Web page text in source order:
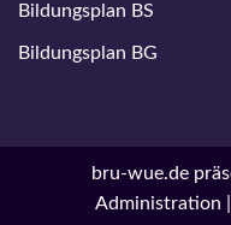
Bildungsplan BS
Bildungsplan BG
bru-wue.de
Administration |